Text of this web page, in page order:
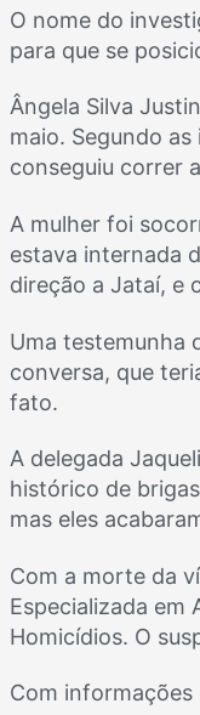
O nome do
para que se
Ângela Silva
maio. Segundo
conseguiu correr
A mulher foi
estava internada
direção a Jataí, e
Uma testemunha
conversa, que
fato.
A delegada
histórico de
mas eles
Com a morte da
Especializada em
Homicídios. O
Com informações